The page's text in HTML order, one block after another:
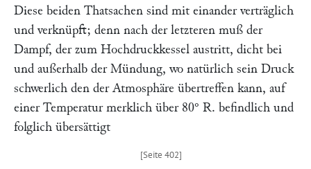
Diese beiden Thatsachen sind mit einander verträglich
und verknüpft; denn nach der letzteren muß der
Dampf, der zum Hochdruckkessel austritt, dicht bei
und außerhalb der Mündung, wo natürlich sein Druck
schwerlich den der Atmosphäre übertreffen kann, auf
einer Temperatur merklich über 80° R. befindlich und
folglich übersättigt